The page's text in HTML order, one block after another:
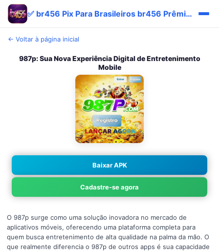
✅ br456 Pix Para Brasileiros br456 Prêmio Bônus Site
← Voltar à página inicial
987p: Sua Nova Experiência Digital de Entretenimento
Mobile
Baixar APK
Cadastre-se agora
O 987p surge como uma solução inovadora no mercado de
aplicativos móveis, oferecendo uma plataforma completa para
quem busca entretenimento de alta qualidade na palma da mão. O
que realmente diferencia o 987p de outros apps é sua capacidade